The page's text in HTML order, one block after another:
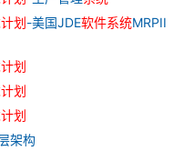
计划-美国JDE软件系统MRPII
计划
计划
计划
架构